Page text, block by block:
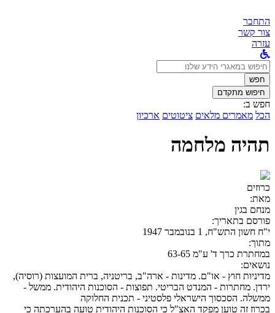
התחבר
צור קשר
עזרה
לחפש
ב:חפש
חיפוש מתקדם
חפש ב:
הכל מאמרים מלאים ציטוטים ארכיון
תהיה מלחמה
כרוזים
מאת:
מנחם בגין
פורסם בתאריך:
י"ח חשון התש"ח, 1 בנובמבר 1947
מתוך:
במחתרת כרך ד' ע"מ 63-65
נושאים:
מדיניות חוץ - או"ם. מדינות - ארה"ב, בריטניה, ברית המועצות (רוסיה),
ירדן. מחתרות - המנדט הבריטי. תפוצות - הסוכנות היהודית. ממשל -
ממשלה. הסכסוך הישראלי פלסטיני - תכנית החלוקה
בכרוז זה טוען מפקד האצ"ל כי הסוכנות היהודית טועה בהערכתה כי